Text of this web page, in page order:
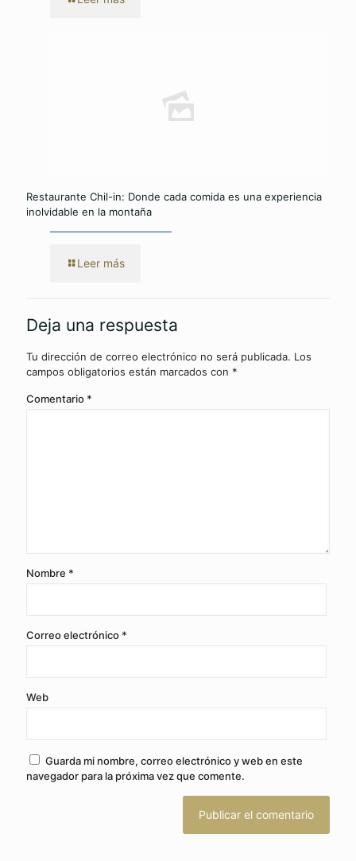
Restaurante Chil-in: Donde cada comida es una experiencia
inolvidable en la montaña
Leer más
Deja una respuesta
Tu dirección de correo electrónico no será publicada. Los
campos obligatorios están marcados con *
Comentario *
Nombre *
Correo electrónico *
Web
Guarda mi nombre, correo electrónico y web en este
navegador para la próxima vez que comente.